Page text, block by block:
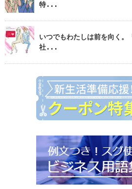
特...
いつでもわたしは前を向く。
社...